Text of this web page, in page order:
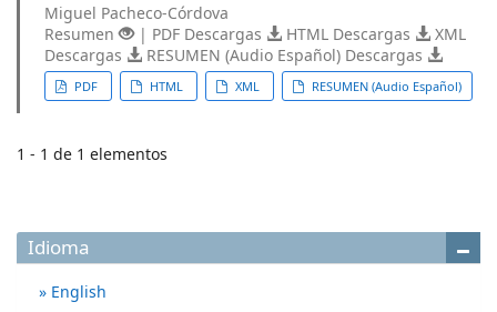
Miguel Pacheco-Córdova
Resumen
| PDF Descargas HTML Descargas
XML
Descargas
RESUMEN (Audio Español) Descargas
PDF HTML XML RESUMEN (Audio Español)
1 - 1 de 1 elementos
Idioma
English